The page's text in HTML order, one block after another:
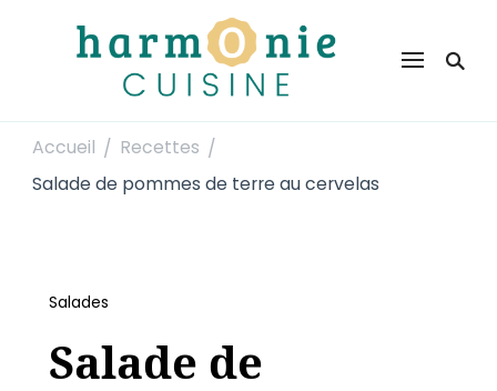
Harmonie Cuisine
Accueil / Recettes /
Salade de pommes de terre au cervelas
Salades
Salade de